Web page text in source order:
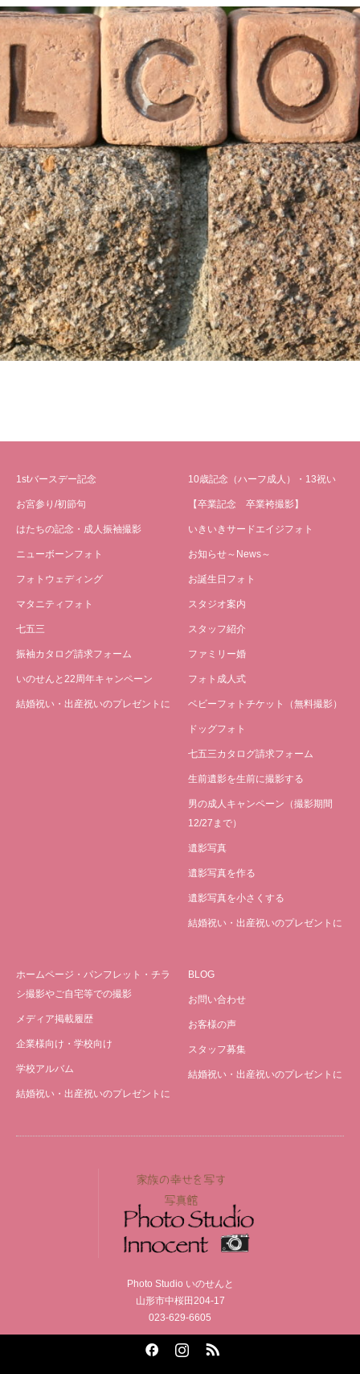
1stバースデー記念
お宮参り/初節句
はたちの記念・成人振袖撮影
ニューボーンフォト
フォトウェディング
マタニティフォト
七五三
振袖カタログ請求フォーム
いのせんと22周年キャンペーン
結婚祝い・出産祝いのプレゼントに
10歳記念（ハーフ成人）・13祝い
【卒業記念 卒業袴撮影】
いきいきサードエイジフォト
お知らせ～News～
お誕生日フォト
スタジオ案内
スタッフ紹介
ファミリー婚
フォト成人式
ベビーフォトチケット（無料撮影）
ドッグフォト
七五三カタログ請求フォーム
生前遺影を生前に撮影する
男の成人キャンペーン（撮影期間
12/27まで）
遺影写真
遺影写真を作る
遺影写真を小さくする
結婚祝い・出産祝いのプレゼントに
ホームページ・パンフレット・チラ
シ撮影やご自宅等での撮影
メディア掲載履歴
企業様向け・学校向け
学校アルバム
結婚祝い・出産祝いのプレゼントに
BLOG
お問い合わせ
お客様の声
スタッフ募集
結婚祝い・出産祝いのプレゼントに
Photo Studio いのせんと
山形市中桜田204-17
023-629-6605